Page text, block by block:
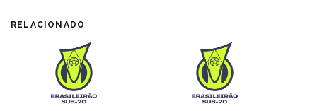
RELACIONADO